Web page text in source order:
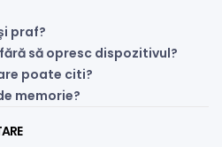
praf?
să opresc dispozitivul?
poate citi?
memorie?